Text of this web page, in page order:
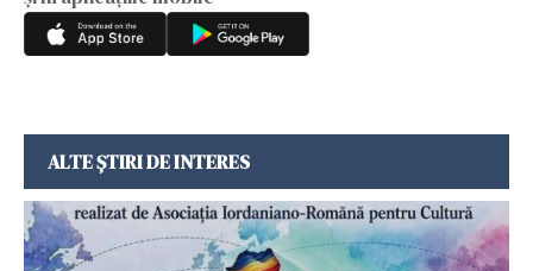
ALTE ȘTIRI DE INTERES